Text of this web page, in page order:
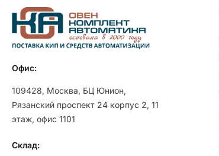
Офис:
109428, Москва, БЦ Юнион,
Рязанский проспект 24 корпус 2, 11
этаж, офис 1101
Склад: